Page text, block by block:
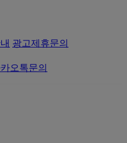
광고제휴문의
오톡문의